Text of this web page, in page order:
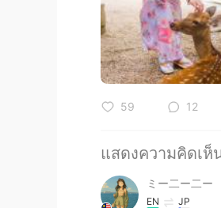
59 12
แสดงความคิดเห็
ミー二ー二ー
EN JP